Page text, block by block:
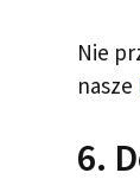
Nie
nasze
6.